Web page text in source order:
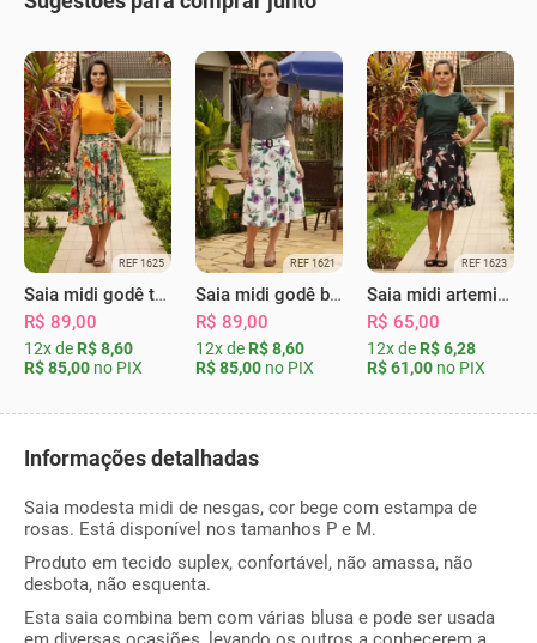
REF 1625
Saia midi godê total bege floral
R$ 89,00
12x de R$ 8,60
R$ 85,00 no PIX
REF 1621
Saia midi godê branca floral cinto e bolsos
R$ 89,00
12x de R$ 8,60
R$ 85,00 no PIX
REF 1623
Saia midi artemis preta
R$ 65,00
12x de R$ 6,28
R$ 61,00 no PIX
Informações detalhadas
Saia modesta midi de nesgas, cor bege com estampa de
rosas. Está disponível nos tamanhos P e M.
Produto em tecido suplex, confortável, não amassa, não
desbota, não esquenta.
Esta saia combina bem com várias blusa e pode ser usada